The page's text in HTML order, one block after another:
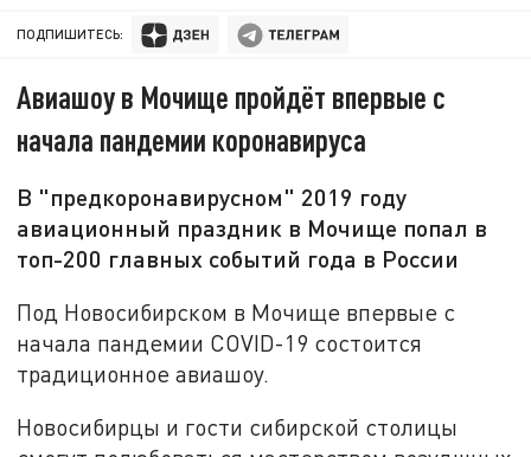
ПОДПИШИТЕСЬ:
Авиашоу в Мочище пройдёт впервые с
начала пандемии коронавируса
В "предкоронавирусном" 2019 году
авиационный праздник в Мочище попал в
топ-200 главных событий года в России
Под Новосибирском в Мочище впервые с
начала пандемии COVID-19 состоится
традиционное авиашоу.
Новосибирцы и гости сибирской столицы